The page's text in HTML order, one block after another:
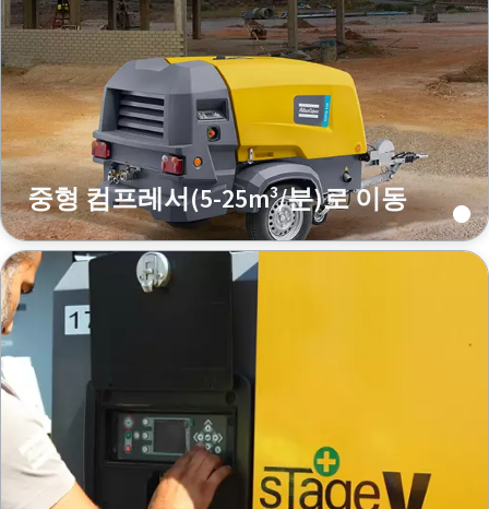
중형 컴프레서(5-25m³/분)로 이동